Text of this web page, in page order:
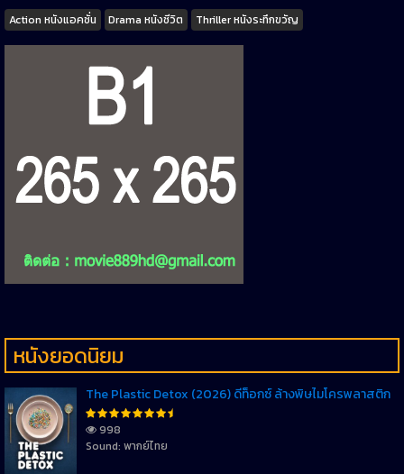
Tags
Action หนังแอคชั่น Drama หนังชีวิต Thriller หนังระทึกขวัญ
หนังยอดนิยม
The Plastic Detox (2026) ดีท็อกซ์ ล้างพิษไมโครพลาสติก
998
Sound: พากย์ไทย